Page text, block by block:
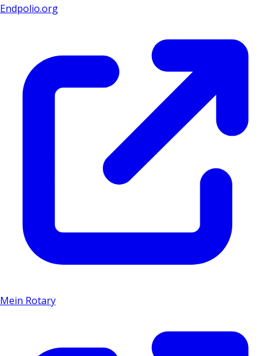
Endpolio.org
Mein Rotary